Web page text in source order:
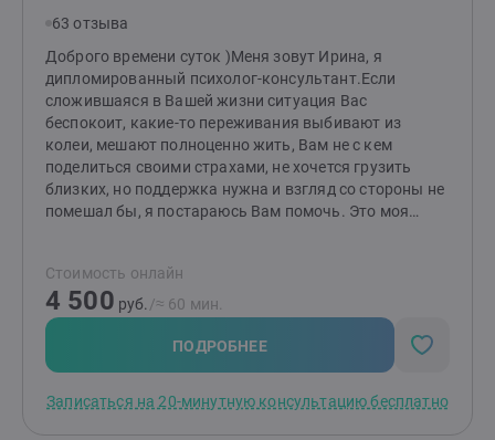
63 отзыва
Доброго времени суток )Меня зовут Ирина, я
дипломированный психолог-консультант.Если
сложившаяся в Вашей жизни ситуация Вас
беспокоит, какие-то переживания выбивают из
колеи, мешают полноценно жить, Вам не с кем
поделиться своими страхами, не хочется грузить
близких, но поддержка нужна и взгляд со стороны не
помешал бы, я постараюсь Вам помочь. Это моя
конфиденциально, бережно и безоценочно.Гармонии
Вам и Вашим близким )
Стоимость онлайн
4 500 руб. /≈ 60 мин.
ПОДРОБНЕЕ
Записаться на 20-минутную консультацию бесплатно